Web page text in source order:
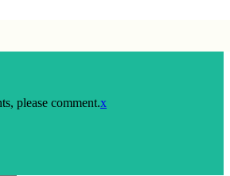
please comment.x